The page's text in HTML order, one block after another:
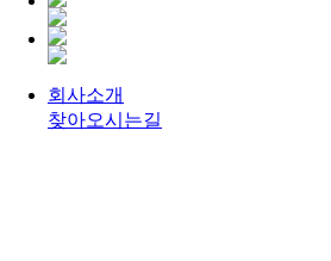
회사소개
찾아오시는길